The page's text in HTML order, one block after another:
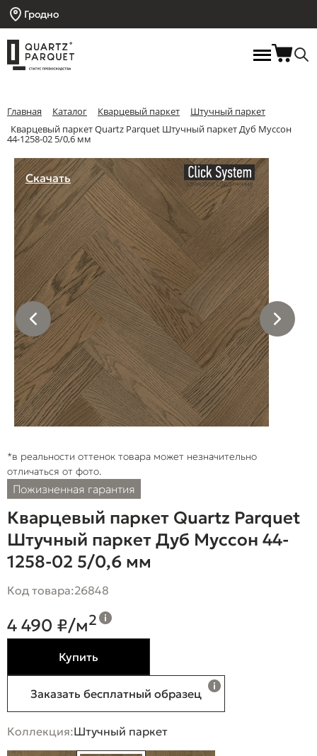
Гродно
Главная Каталог Кварцевый паркет
Штучный паркет
Кварцевый паркет Quartz Parquet Штучный паркет Дуб Муссон
44-1258-02 5/0,6 мм
Скачать
*в реальности оттенок товара может незначительно
отличаться от фото.
Пожизненная гарантия
Кварцевый паркет Quartz Parquet
Штучный паркет Дуб Муссон 44-
1258-02 5/0,6 мм
Код товара:26848
4 490 ₽/м2
Купить
Заказать бесплатный образец
Коллекция:Штучный паркет